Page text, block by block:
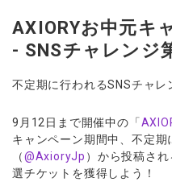
取引計算シミュレーター
注文執行ポリシー
休眠口座と凍結口座
AXIORYポータル
MQLシグナル
NEW
通貨インデックス
コーポレートニュース
キャンペーン
役員紹介
お問合せ
よくあるご質問
日本語
English
Русский
ไทย
Tiếng Việt
口座
デモ口
法人の
AXIORYお中元キ
- SNSチャレンジ
不定期に行われるSNSチャレ
9月12日まで開催中の「
キャンペーン期間中、不定期
（@AxioryJp ）から投稿さ
選チケットを獲得しよう！